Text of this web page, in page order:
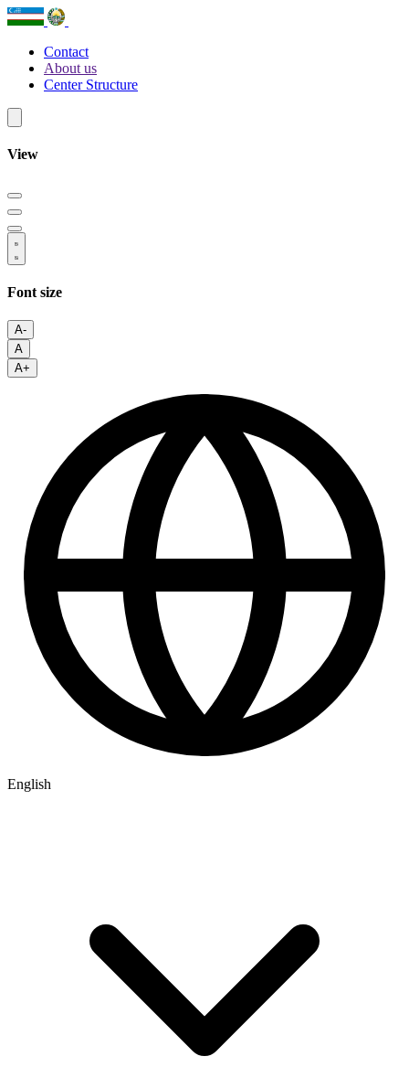
Contact
About us
Center Structure
View
Font size
A-
A
A+
English